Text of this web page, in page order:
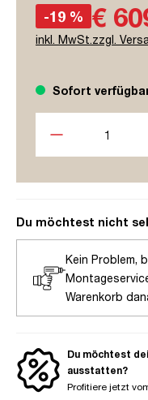
-19 % €
inkl. MwSt.zzgl.
Sofort
Du möchtest nicht
Kein Problem,
Warenkorb
Du möchtest
ausstatten?
Profitiere jetzt